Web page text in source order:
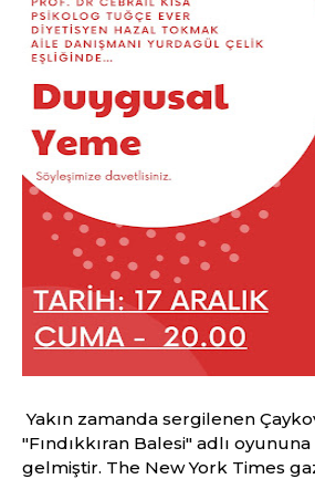
Yakın zamanda sergilenen
"Fındıkkıran Balesi" adlı
gelmiştir. The New York Times